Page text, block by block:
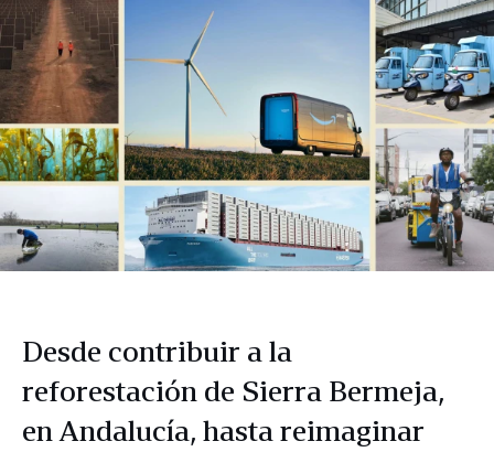
FacebookLinkedIn
correo
electrónico
Desde contribuir a la
reforestación de Sierra Bermeja,
en Andalucía, hasta reimaginar